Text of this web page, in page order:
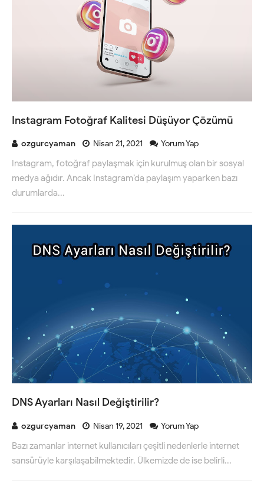
Instagram Fotoğraf Kalitesi Düşüyor Çözümü
ozgurcyaman Nisan 21, 2021 Yorum Yap
Instagram, fotoğraf paylaşmak için kurulmuş olan bir sosyal
medya ağıdır. Ancak Instagram’da paylaşım yaparken bazı
durumlarda...
DNS Ayarları Nasıl Değiştirilir?
ozgurcyaman Nisan 19, 2021 Yorum Yap
Bazı zamanlar internet kullanıcıları çeşitli nedenlerle internet
sansürüyle karşılaşabilmektedir. Ülkemizde de ise belirli...